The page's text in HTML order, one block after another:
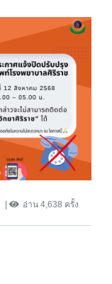
อ่าน 4,638 ครั้ง